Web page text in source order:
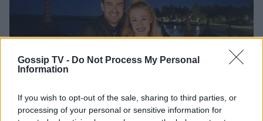
Gossip TV - Do Not Process My Personal
Information
If you wish to opt-out of the sale, sharing to third parties, or
processing of your personal or sensitive information for